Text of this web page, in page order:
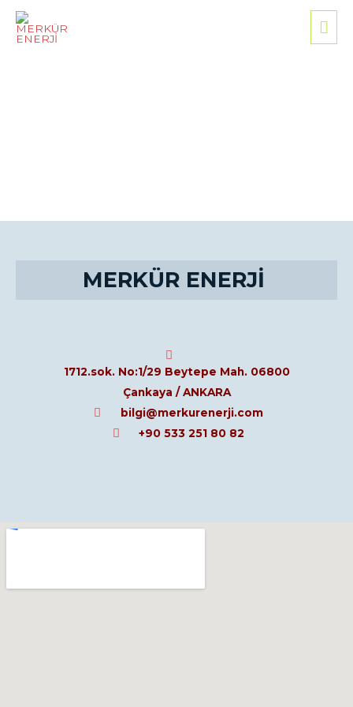
MERKÜR ENERJİ
1712.sok. No:1/29 Beytepe Mah. 06800
Çankaya / ANKARA
bilgi@merkurenerji.com
+90 533 251 80 82